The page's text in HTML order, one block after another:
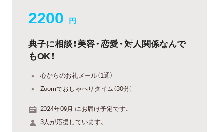
2200 円
典子に相談！美容・恋愛・対人関係なんで
もOK！
心からのお礼メール（1通）
Zoomでおしゃべりタイム（30分）
2024年09月 にお届け予定です。
3人が応援しています。